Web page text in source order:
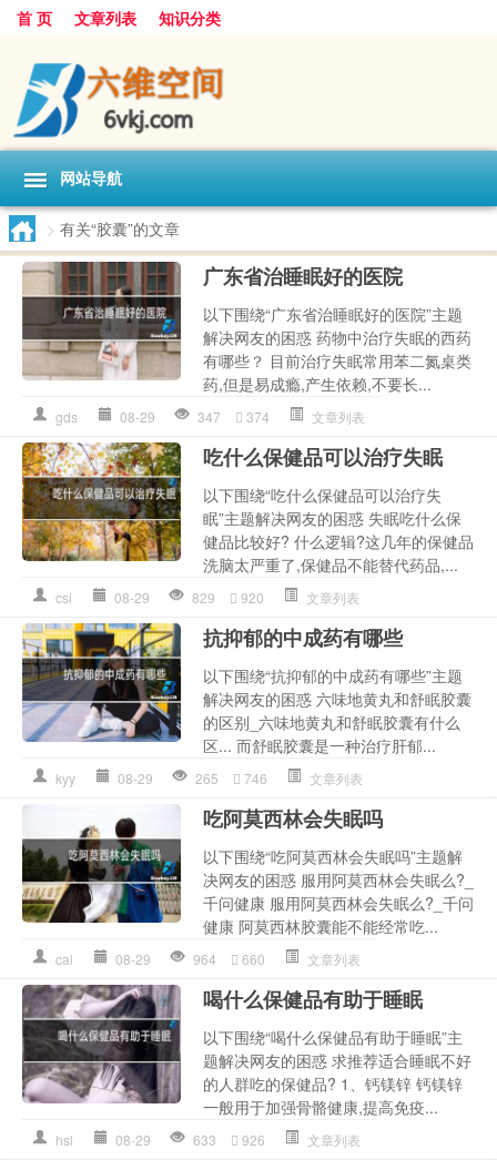
首 页 文章列表 知识分类
网站导航
> 有关“胶囊”的文章
广东省治睡眠好的医院
以下围绕“广东省治睡眠好的医院”主题
解决网友的困惑 药物中治疗失眠的西药
有哪些？ 目前治疗失眠常用苯二氮桌类
药,但是易成瘾,产生依赖,不要长...
gds 08-29 347 374 文章列表
吃什么保健品可以治疗失眠
以下围绕“吃什么保健品可以治疗失
眠”主题解决网友的困惑 失眠吃什么保
健品比较好? 什么逻辑?这几年的保健品
洗脑太严重了,保健品不能替代药品,...
csl 08-29 829 920 文章列表
抗抑郁的中成药有哪些
以下围绕“抗抑郁的中成药有哪些”主题
解决网友的困惑 六味地黄丸和舒眠胶囊
的区别_六味地黄丸和舒眠胶囊有什么
区... 而舒眠胶囊是一种治疗肝郁...
kyy 08-29 265 746 文章列表
吃阿莫西林会失眠吗
以下围绕“吃阿莫西林会失眠吗”主题解
决网友的困惑 服用阿莫西林会失眠么?_
千问健康 服用阿莫西林会失眠么?_千问
健康 阿莫西林胶囊能不能经常吃...
cal 08-29 964 660 文章列表
喝什么保健品有助于睡眠
以下围绕“喝什么保健品有助于睡眠”主
题解决网友的困惑 求推荐适合睡眠不好
的人群吃的保健品? 1、钙镁锌 钙镁锌
一般用于加强骨骼健康,提高免疫...
hsl 08-29 633 926 文章列表